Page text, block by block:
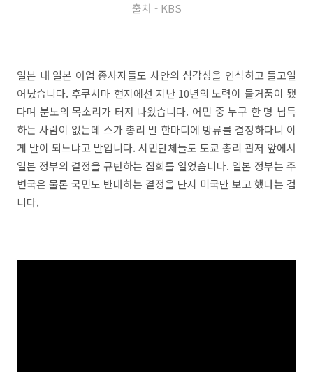
출처 - KBS
일본 내 일본 어업 종사자들도 사안의 심각성을 인식하고 들고일
어났습니다. 후쿠시마 현지에선 지난 10년의 노력이 물거품이 됐
다며 분노의 목소리가 터져 나왔습니다. 어민 중 누구 한 명 납득
하는 사람이 없는데 스가 총리 말 한마디에 방류를 결정하다니 이
게 말이 되느냐고 말입니다. 시민단체들도 도쿄 총리 관저 앞에서
일본 정부의 결정을 규탄하는 집회를 열었습니다. 일본 정부는 주
변국은 물론 국민도 반대하는 결정을 단지 미국만 보고 했다는 겁
니다.